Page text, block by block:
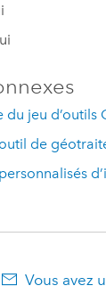
du jeu d’outils
de
Vous avez